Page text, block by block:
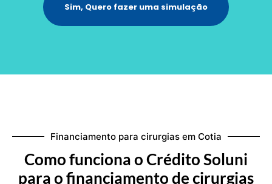
Sim, Quero fazer uma simulação
Financiamento para cirurgias em Cotia
Como funciona o Crédito Soluni
para o financiamento de cirurgias